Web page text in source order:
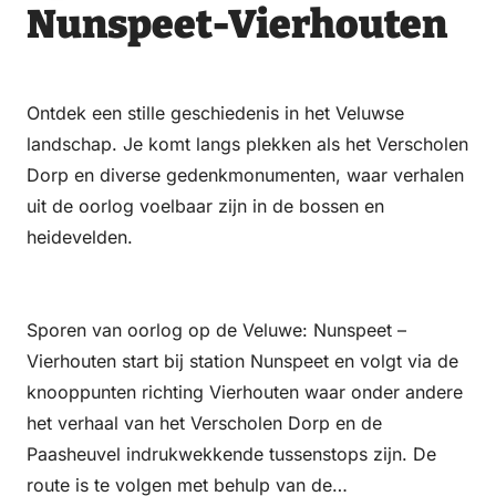
Nunspeet-Vierhouten
Ontdek een stille geschiedenis in het Veluwse
landschap. Je komt langs plekken als het Verscholen
Dorp en diverse gedenkmonumenten, waar verhalen
uit de oorlog voelbaar zijn in de bossen en
heidevelden.
Sporen van oorlog op de Veluwe: Nunspeet –
Vierhouten start bij station Nunspeet en volgt via de
knooppunten richting Vierhouten waar onder andere
het verhaal van het Verscholen Dorp en de
Paasheuvel indrukwekkende tussenstops zijn. De
route is te volgen met behulp van de